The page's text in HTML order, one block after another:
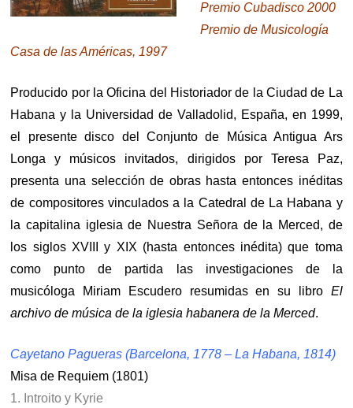
Premio Cubadisco 2000
Premio de Musicología
Casa de las Américas, 1997
Producido por la Oficina del Historiador de la Ciudad de La
Habana y la Universidad de Valladolid, España, en 1999,
el presente disco del Conjunto de Música Antigua Ars
Longa y músicos invitados, dirigidos por Teresa Paz,
presenta una selección de obras hasta entonces inéditas
de compositores vinculados a la Catedral de La Habana y
la capitalina iglesia de Nuestra Señora de la Merced, de
los siglos XVIII y XIX (hasta entonces inédita) que toma
como punto de partida las investigaciones de la
musicóloga Miriam Escudero resumidas en su libro El
archivo de música de la iglesia habanera de la Merced.
Cayetano Pagueras (Barcelona, 1778 – La Habana, 1814)
Misa de Requiem (1801)
1. Introito y Kyrie